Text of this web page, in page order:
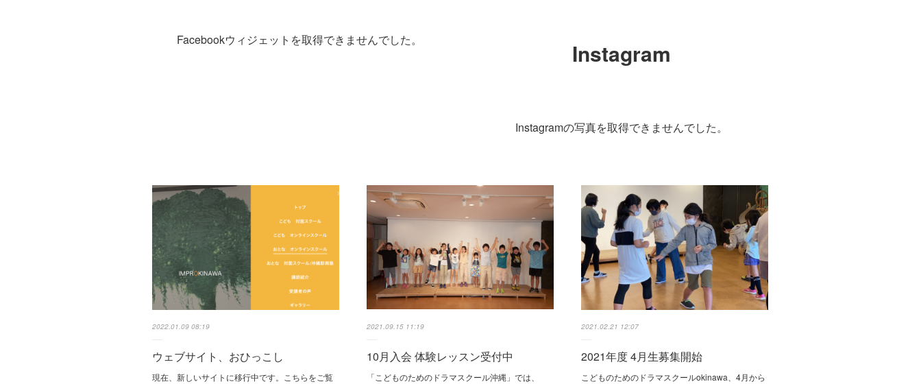
Facebookウィジェットを取得できませんでした。 Instagram
Instagramの写真を取得できませんでした。
2022.01.09 08:19
ウェブサイト、おひっこし
現在、新しいサイトに移行中です。こちらをご覧
2021.09.15 11:19
10月入会 体験レッスン受付中
「こどものためのドラマスクール沖縄」では、
2021.02.21 12:07
2021年度 4月生募集開始
こどものためのドラマスクールokinawa、4月から